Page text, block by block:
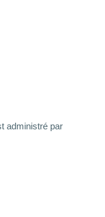
administré par